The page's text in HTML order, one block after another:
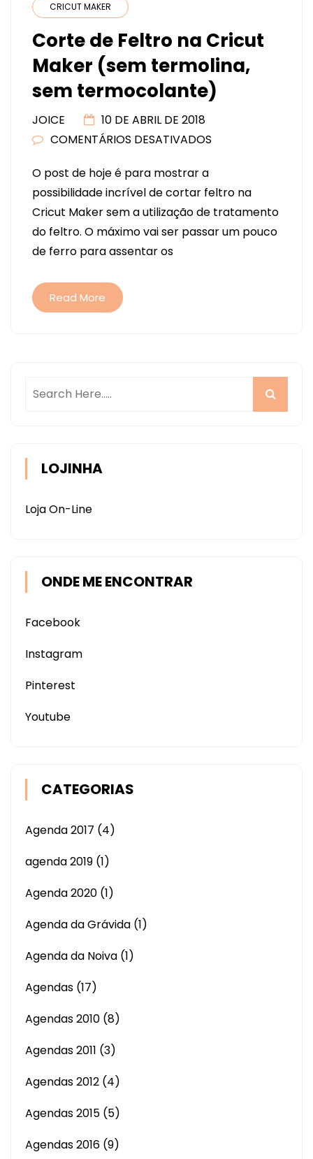
CRICUT MAKER
Corte de Feltro na Cricut
Maker (sem termolina,
sem termocolante)
JOICE
10 DE ABRIL DE 2018
COMENTÁRIOS DESATIVADOS
FELTRO
NA
CRICUT
O post de hoje é para mostrar a
possibilidade incrível de cortar feltro na
Cricut Maker sem a utilização de tratamento
do feltro. O máximo vai ser passar um pouco
de ferro para assentar os
Read More
LOJINHA
Loja On-Line
ONDE ME ENCONTRAR
Facebook
Instagram
Pinterest
Youtube
CATEGORIAS
Agenda 2017 (4)
agenda 2019 (1)
Agenda 2020 (1)
Agenda da Grávida (1)
Agenda da Noiva (1)
Agendas (17)
Agendas 2010 (8)
Agendas 2011 (3)
Agendas 2012 (4)
Agendas 2015 (5)
Agendas 2016 (9)